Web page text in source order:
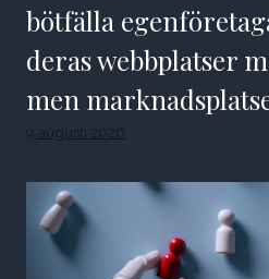
bötfälla
deras webbplatser
men
9 augusti 2026